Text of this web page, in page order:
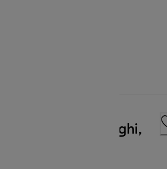
Kimbo for De'Longhi,
250 g